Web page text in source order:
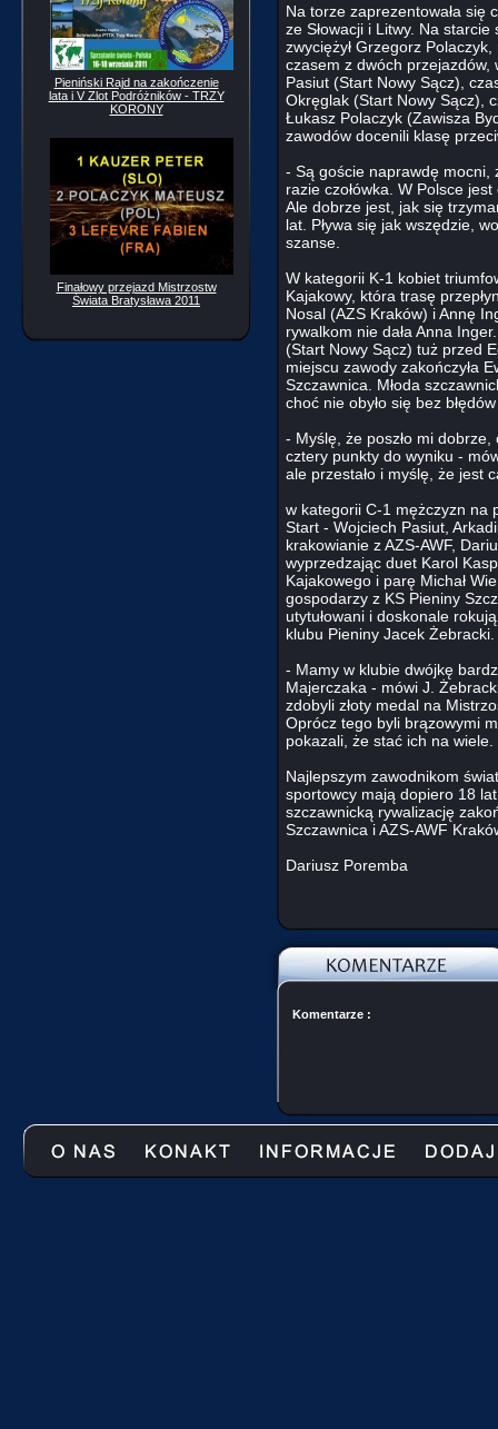
Pieniński Rajd na zakończenie
lata i V Zlot Podróżników - TRZY
KORONY
Finałowy przejazd Mistrzostw
Świata Bratysława 2011
Na torze zaprezentowała się
ze Słowacji i Litwy. Na
zwyciężył Grzegorz
czasem z dwóch przejazdów,
Pasiut (Start Nowy Sącz),
Okręglak (Start Nowy Sącz),
Łukasz Polaczyk (Zawisza
zawodów docenili klasę
- Są goście naprawdę mocni,
razie czołówka. W Polsce
Ale dobrze jest, jak się
lat. Pływa się jak wszędzie,
szanse.
W kategorii K-1 kobiet
Kajakowy, która trasę
Nosal (AZS Kraków) i Annę
rywalkom nie dała Anna
(Start Nowy Sącz) tuż przed
miejscu zawody zakończyła
Szczawnica. Młoda
choć nie obyło się bez
- Myślę, że poszło mi
cztery punkty do wyniku -
ale przestało i myślę, że jest
w kategorii C-1 mężczyzn na
Start - Wojciech Pasiut,
krakowianie z AZS-AWF,
wyprzedzając duet Karol
Kajakowego i parę Michał
gospodarzy z KS Pieniny
utytułowani i doskonale
klubu Pieniny Jacek Żebracki.
- Mamy w klubie dwójkę
Majerczaka - mówi J.
zdobyli złoty medal na
Oprócz tego byli brązowymi
pokazali, że stać ich na wiele.
Najlepszym zawodnikom
sportowcy mają dopiero 18
szczawnicką rywalizację
Szczawnica i AZS-AWF
Dariusz Poremba
Komentarze :